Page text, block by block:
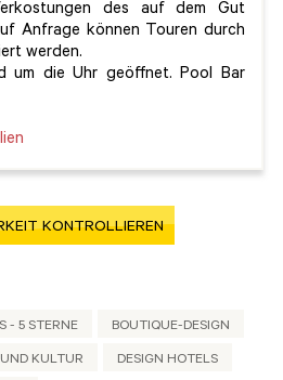
des auf dem Gut
Anfrage können Touren durch
werden.
um die Uhr geöffnet. Pool Bar
KONTROLLIEREN
- 5 STERNE BOUTIQUE-DESIGN
KULTUR DESIGN HOTELS